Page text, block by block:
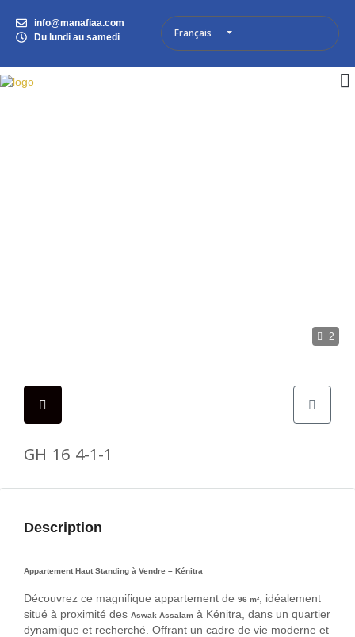
info@manafiaa.com
Du lundi au samedi
Français
2
GH 16 4-1-1
Description
Appartement Haut Standing à Vendre – Kénitra
Découvrez ce magnifique appartement de 96 m²
, idéalement
situé à proximité des Aswak Assalam à Kénitra, dans un quartier
dynamique et recherché. Offrant un cadre de vie moderne et